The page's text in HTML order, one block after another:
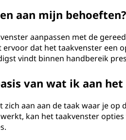
aan mijn behoeften?
aanpassen met de
dat het taakvenster een
vindt binnen handbereik
van wat ik aan het
aan aan de taak waar je op
kan het taakvenster